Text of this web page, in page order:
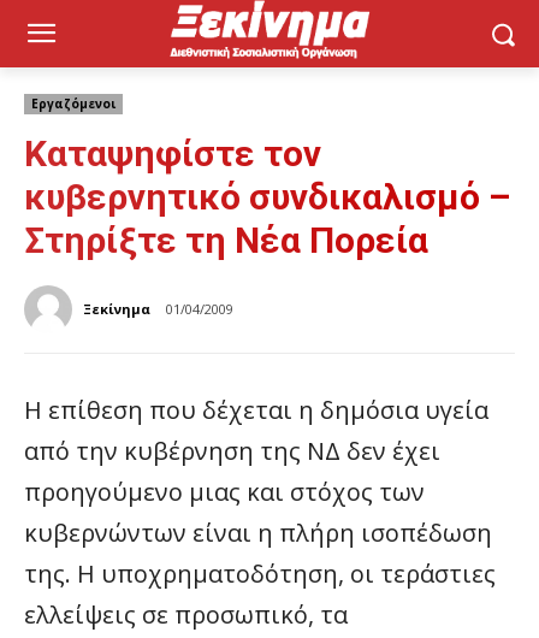
Εργαζόμενοι
Καταψηφίστε τον
κυβερνητικό συνδικαλισμό –
Στηρίξτε τη Νέα Πορεία
Ξεκίνημα 01/04/2009
Η επίθεση που δέχεται η δημόσια υγεία
από την κυβέρνηση της ΝΔ δεν έχει
προηγούμενο μιας και στόχος των
κυβερνώντων είναι η πλήρη ισοπέδωση
της. Η υποχρηματοδότηση, οι τεράστιες
ελλείψεις σε προσωπικό, τα